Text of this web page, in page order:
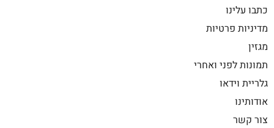
כתבו עלינו
מדיניות פרטיות
מגזין
תמונות לפני ואחרי
גלריית וידאו
אודותינו
צור קשר